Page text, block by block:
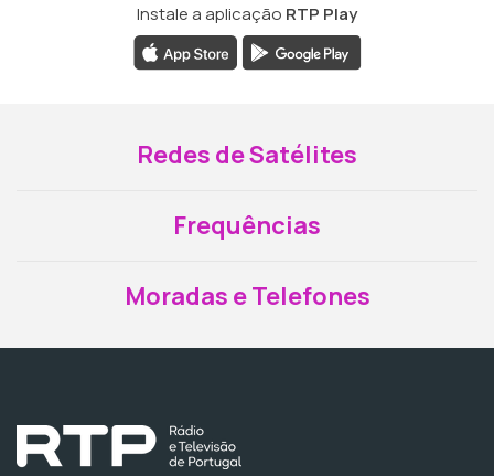
Instale a aplicação RTP Play
Redes de Satélites
Frequências
Moradas e Telefones